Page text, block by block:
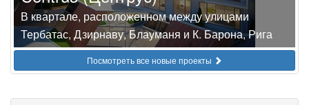
В квартале, расположенном между улицами
Тербатас, Дзирнаву, Блауманя и К. Барона, Рига
Посмотреть все новые проекты